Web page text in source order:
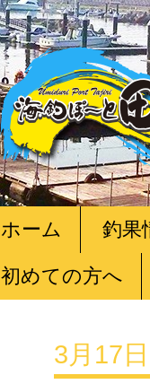
ホーム 釣果
初めての方へ
3月17